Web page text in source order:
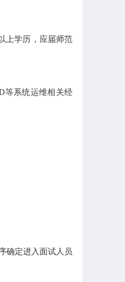
上学历，应届师范
等系统运维相关经
确定进入面试人员